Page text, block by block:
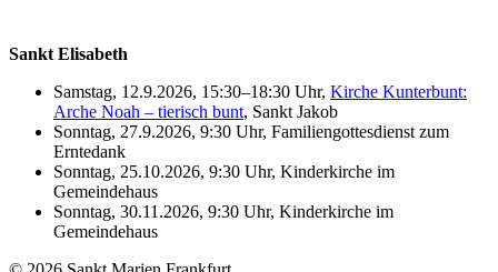
Sankt Elisabeth
Samstag, 12.9.2026, 15:30–18:30 Uhr, Kirche Kunterbunt:
Arche Noah – tierisch bunt, Sankt Jakob
Sonntag, 27.9.2026, 9:30 Uhr, Familiengottesdienst zum
Erntedank
Sonntag, 25.10.2026, 9:30 Uhr, Kinderkirche im
Gemeindehaus
Sonntag, 30.11.2026, 9:30 Uhr, Kinderkirche im
Gemeindehaus